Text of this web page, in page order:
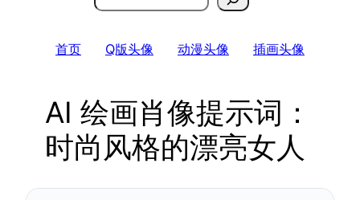
索
首页 Q版头像 动漫头像 插画头像
AI 绘画肖像提示词：
时尚风格的漂亮女人